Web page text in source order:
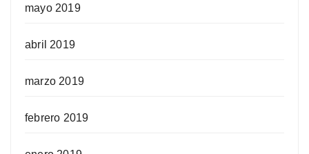
mayo 2019
abril 2019
marzo 2019
febrero 2019